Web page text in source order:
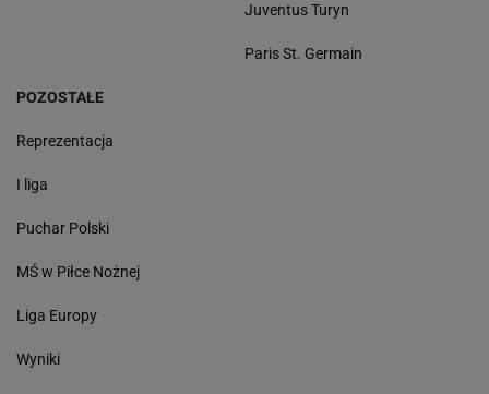
Juventus Turyn
Paris St. Germain
POZOSTAŁE
Reprezentacja
I liga
Puchar Polski
MŚ w Piłce Nożnej
Liga Europy
Wyniki